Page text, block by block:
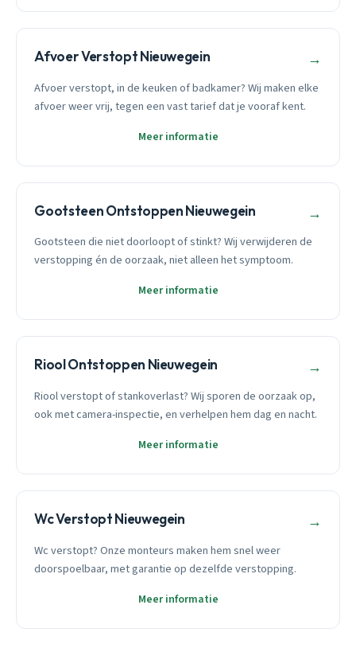
Afvoer Verstopt Nieuwegein →
Afvoer verstopt, in de keuken of badkamer? Wij maken elke
afvoer weer vrij, tegen een vast tarief dat je vooraf kent.
Meer informatie
Gootsteen Ontstoppen Nieuwegein →
Gootsteen die niet doorloopt of stinkt? Wij verwijderen de
verstopping én de oorzaak, niet alleen het symptoom.
Meer informatie
Riool Ontstoppen Nieuwegein →
Riool verstopt of stankoverlast? Wij sporen de oorzaak op,
ook met camera-inspectie, en verhelpen hem dag en nacht.
Meer informatie
Wc Verstopt Nieuwegein →
Wc verstopt? Onze monteurs maken hem snel weer
doorspoelbaar, met garantie op dezelfde verstopping.
Meer informatie